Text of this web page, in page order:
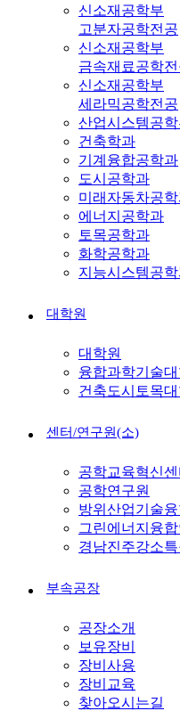
신소재공학부
고분자공학전공
신소재공학부
금속재료공학
신소재공학부
세라믹공학전공
산업시스템공학
건축학과
기계융합공학과
도시공학과
미래자동차공
에너지공학과
토목공학과
화학공학과
지능시스템공
대학원
대학원
융합과학기술대
건축도시토목대
센터/연구원(소)
공학교육혁신센
공학연구원
방위산업기술
그린에너지융
경남진주강소
부속공장
공장소개
보유장비
장비사용
장비교육
찾아오시는길